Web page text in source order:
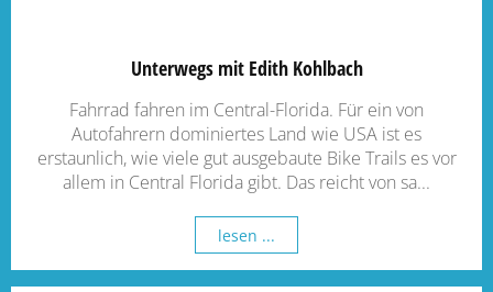
Unterwegs mit Edith Kohlbach
Fahrrad fahren im Central-Florida. Für ein von
Autofahrern dominiertes Land wie USA ist es
erstaunlich, wie viele gut ausgebaute Bike Trails es vor
allem in Central Florida gibt. Das reicht von sa...
lesen ...